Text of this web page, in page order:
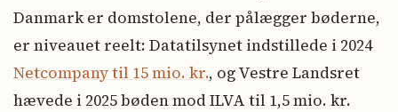
Danmark er domstolene, der pålægger bøderne,
er niveauet reelt: Datatilsynet indstillede i 2024
Netcompany til 15 mio. kr., og Vestre Landsret
hævede i 2025 bøden mod ILVA til 1,5 mio. kr.